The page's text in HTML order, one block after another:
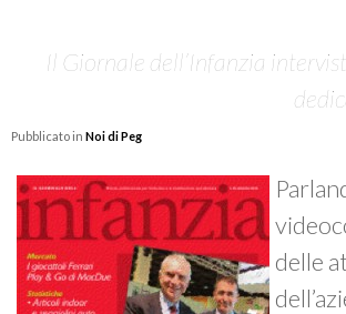
Il Giornale dell’Infanzia
Pubblicato in Noi di Peg
delle